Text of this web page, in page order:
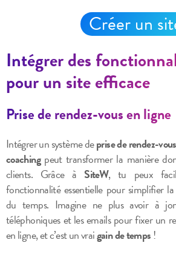
Créer un
Intégrer des
pour un site efficace
Prise de rendez-vous en ligne
Intégrer un système deprise de rendez-
coachingpeut transformer la manière
clients. Grâce à SiteW, tu peux
fonctionnalité essentielle pour simplifier
du temps. Imagine ne plus avoir à
téléphoniques et les emails pour fixer un
en ligne, et c’est un vraigain de temps!